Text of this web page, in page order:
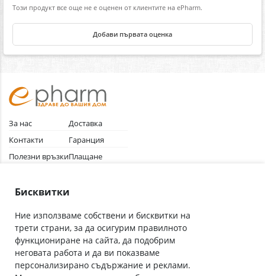
Този продукт все още не е оценен от клиентите на ePharm.
Добави първата оценка
За нас
Контакти
Полезни връзки
Общи условия
Доставка
Гаранция
Плащане
Абонирай се за нашия бюлетин
Бисквитки
Ние използваме собствени и бисквитки на
трети страни, за да осигурим правилното
функциониране на сайта, да подобрим
неговата работа и да ви показваме
персонализирано съдържание и реклами.